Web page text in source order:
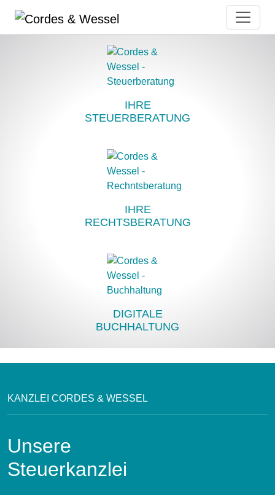
IHRE
STEUERBERATUNG
IHRE
RECHTSBERATUNG
DIGITALE
BUCHHALTUNG
KANZLEI CORDES & WESSEL
Unsere
Steuerkanzlei